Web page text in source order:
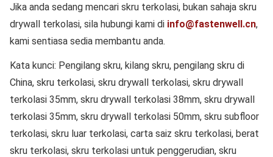
Jika anda sedang mencari skru terkolasi, bukan sahaja skru
drywall terkolasi, sila hubungi kami di info@fastenwell.cn,
kami sentiasa sedia membantu anda.
Kata kunci: Pengilang skru, kilang skru, pengilang skru di
China, skru terkolasi, skru drywall terkolasi, skru drywall
terkolasi 35mm, skru drywall terkolasi 38mm, skru drywall
terkolasi 35mm, skru drywall terkolasi 50mm, skru subfloor
terkolasi, skru luar terkolasi, carta saiz skru terkolasi, berat
skru terkolasi, skru terkolasi untuk penggerudian, skru